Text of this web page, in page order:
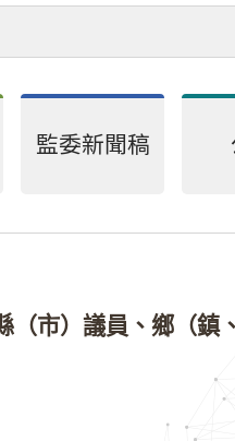
監委新聞稿